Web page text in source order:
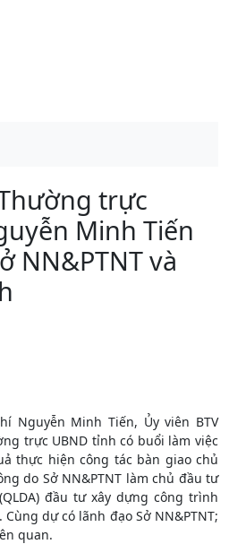
trực
Minh Tiến
NN&PTNT và
Nguyễn Minh Tiến, Ủy viên BTV
trực UBND tỉnh có buổi làm việc
thực hiện công tác bàn giao chủ
do Sở NN&PTNT làm chủ đầu tư
đầu tư xây dựng công trình
dự có lãnh đạo Sở NN&PTNT;
quan.